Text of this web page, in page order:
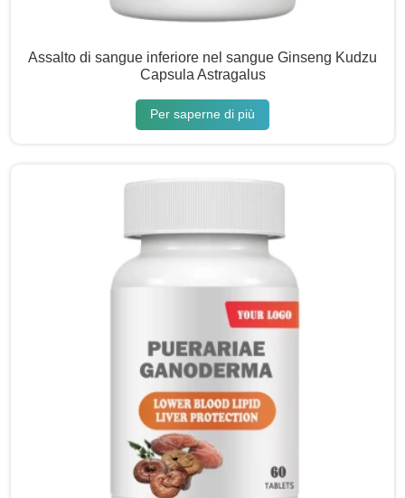
Assalto di sangue inferiore nel sangue Ginseng Kudzu
Capsula Astragalus
Per saperne di più